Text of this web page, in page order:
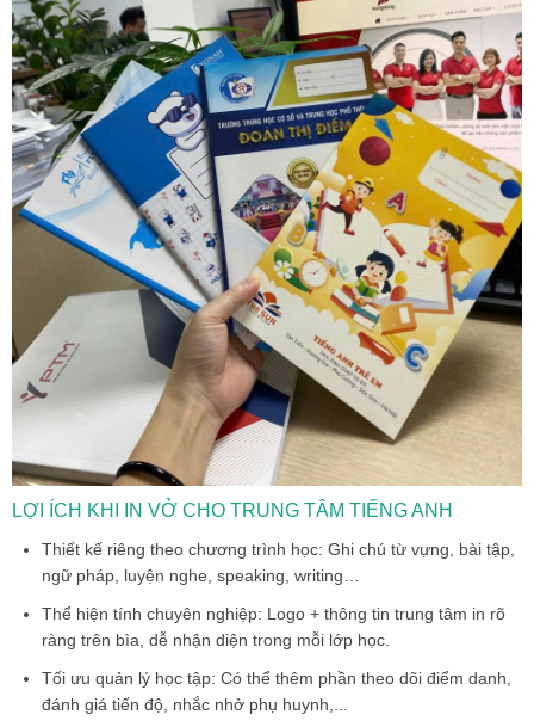
LỢI ÍCH KHI IN VỞ CHO TRUNG TÂM TIẾNG ANH
Thiết kế riêng theo chương trình học: Ghi chú từ vựng, bài tập,
ngữ pháp, luyện nghe, speaking, writing…
Thể hiện tính chuyên nghiệp: Logo + thông tin trung tâm in rõ
ràng trên bìa, dễ nhận diện trong mỗi lớp học.
Tối ưu quản lý học tập: Có thể thêm phần theo dõi điểm danh,
đánh giá tiến độ, nhắc nhở phụ huynh,...